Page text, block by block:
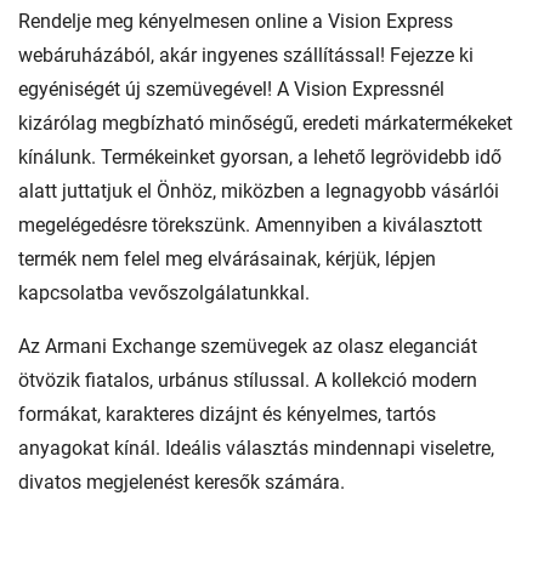
Rendelje meg kényelmesen online a Vision Express
webáruházából, akár ingyenes szállítással! Fejezze ki
egyéniségét új szemüvegével! A Vision Expressnél
kizárólag megbízható minőségű, eredeti márkatermékeket
kínálunk. Termékeinket gyorsan, a lehető legrövidebb idő
alatt juttatjuk el Önhöz, miközben a legnagyobb vásárlói
megelégedésre törekszünk. Amennyiben a kiválasztott
termék nem felel meg elvárásainak, kérjük, lépjen
kapcsolatba vevőszolgálatunkkal.
Az Armani Exchange szemüvegek az olasz eleganciát
ötvözik fiatalos, urbánus stílussal. A kollekció modern
formákat, karakteres dizájnt és kényelmes, tartós
anyagokat kínál. Ideális választás mindennapi viseletre,
divatos megjelenést keresők számára.